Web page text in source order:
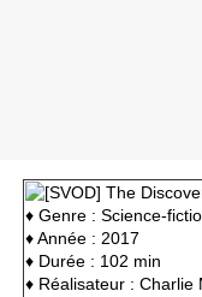
♦ Genre : Science-
♦ Année : 2017
♦ Durée : 102 min
♦ Réalisateur : Charlie